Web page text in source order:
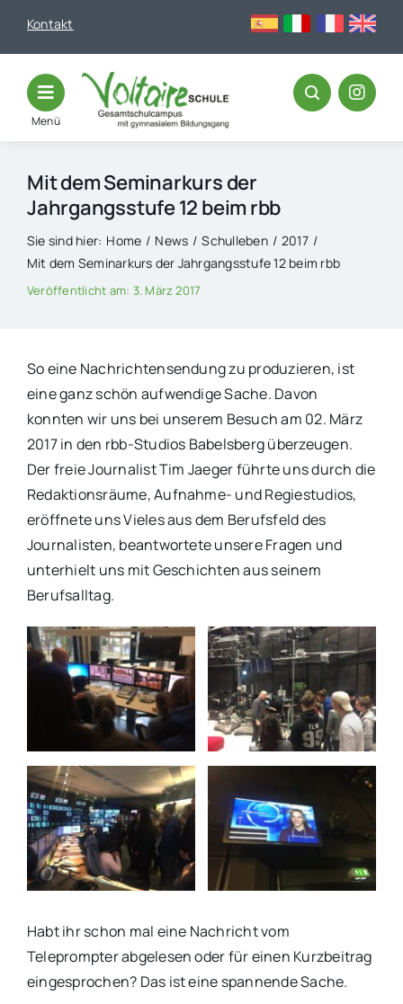
Kontakt
Menü
Mit dem Seminarkurs der
Jahrgangsstufe 12 beim rbb
Sie sind hier: Home News Schulleben
2017
Mit dem Seminarkurs der Jahrgangsstufe 12 beim rbb
Veröffentlicht am: 3. März 2017
So eine Nachrichtensendung zu produzieren, ist
eine ganz schön aufwendige Sache. Davon
konnten wir uns bei unserem Besuch am 02. März
2017 in den rbb-Studios Babelsberg überzeugen.
Der freie Journalist Tim Jaeger führte uns durch die
Redaktionsräume, Aufnahme- und Regiestudios,
eröffnete uns Vieles aus dem Berufsfeld des
Journalisten, beantwortete unsere Fragen und
unterhielt uns mit Geschichten aus seinem
Berufsalltag.
Habt ihr schon mal eine Nachricht vom
Teleprompter abgelesen oder für einen Kurzbeitrag
eingesprochen? Das ist eine spannende Sache.